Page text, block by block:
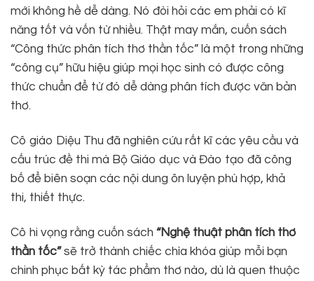
mới không hề dễ dàng. Nó đòi hỏi các em phải có kĩ
năng tốt và vốn từ nhiều. Thật may mắn, cuốn sách
“Công thức phân tích thơ thần tốc” là một trong những
“công cụ” hữu hiệu giúp mọi học sinh có được công
thức chuẩn để từ đó dễ dàng phân tích được văn bản
thơ.
Cô giáo Diệu Thu đã nghiên cứu rất kĩ các yêu cầu và
cấu trúc đề thi mà Bộ Giáo dục và Đào tạo đã công
bố để biên soạn các nội dung ôn luyện phù hợp, khả
thi, thiết thực.
Cô hi vọng rằng cuốn sách “Nghệ thuật phân tích thơ
thần tốc”sẽ trở thành chiếc chìa khóa giúp mỗi bạn
chinh phục bất kỳ tác phẩm thơ nào, dù là quen thuộc